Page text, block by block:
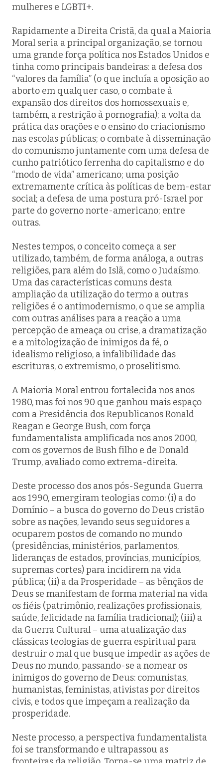
mulheres e LGBTI+.
Rapidamente a Direita Cristã, da qual a Maioria
Moral seria a principal organização, se tornou
uma grande força política nos Estados Unidos e
tinha como principais bandeiras: a defesa dos
“valores da família” (o que incluía a oposição ao
aborto em qualquer caso, o combate à
expansão dos direitos dos homossexuais e,
também, a restrição à pornografia); a volta da
prática das orações e o ensino do criacionismo
nas escolas públicas; o combate à disseminação
do comunismo juntamente com uma defesa de
cunho patriótico ferrenha do capitalismo e do
“modo de vida” americano; uma posição
extremamente crítica às políticas de bem-estar
social; a defesa de uma postura pró-Israel por
parte do governo norte-americano; entre
outras.
Nestes tempos, o conceito começa a ser
utilizado, também, de forma análoga, a outras
religiões, para além do Islã, como o Judaísmo.
Uma das características comuns desta
ampliação da utilização do termo a outras
religiões é o antimodernismo, o que se amplia
com outras análises para a reação a uma
percepção de ameaça ou crise, a dramatização
e a mitologização de inimigos da fé, o
idealismo religioso, a infalibilidade das
escrituras, o extremismo, o proselitismo.
A Maioria Moral entrou fortalecida nos anos
1980, mas foi nos 90 que ganhou mais espaço
com a Presidência dos Republicanos Ronald
Reagan e George Bush, com força
fundamentalista amplificada nos anos 2000,
com os governos de Bush filho e de Donald
Trump, avaliado como extrema-direita.
Deste processo dos anos pós-Segunda Guerra
aos 1990, emergiram teologias como: (i) a do
Domínio – a busca do governo do Deus cristão
sobre as nações, levando seus seguidores a
ocuparem postos de comando no mundo
(presidências, ministérios, parlamentos,
lideranças de estados, províncias, municípios,
supremas cortes) para incidirem na vida
pública; (ii) a da Prosperidade – as bênçãos de
Deus se manifestam de forma material na vida
os fiéis (patrimônio, realizações profissionais,
saúde, felicidade na família tradicional); (iii) a
da Guerra Cultural – uma atualização das
clássicas teologias de guerra espiritual para
destruir o mal que busque impedir as ações de
Deus no mundo, passando-se a nomear os
inimigos do governo de Deus: comunistas,
humanistas, feministas, ativistas por direitos
civis, e todos que impeçam a realização da
prosperidade.
Neste processo, a perspectiva fundamentalista
foi se transformando e ultrapassou as